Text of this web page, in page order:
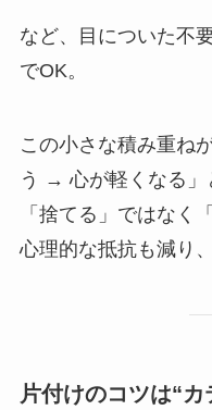
など、目についた不
でOK。
この小さな積み重ね
う → 心が軽くなる」
「捨てる」ではなく
心理的な抵抗も減り
片付けのコツは“